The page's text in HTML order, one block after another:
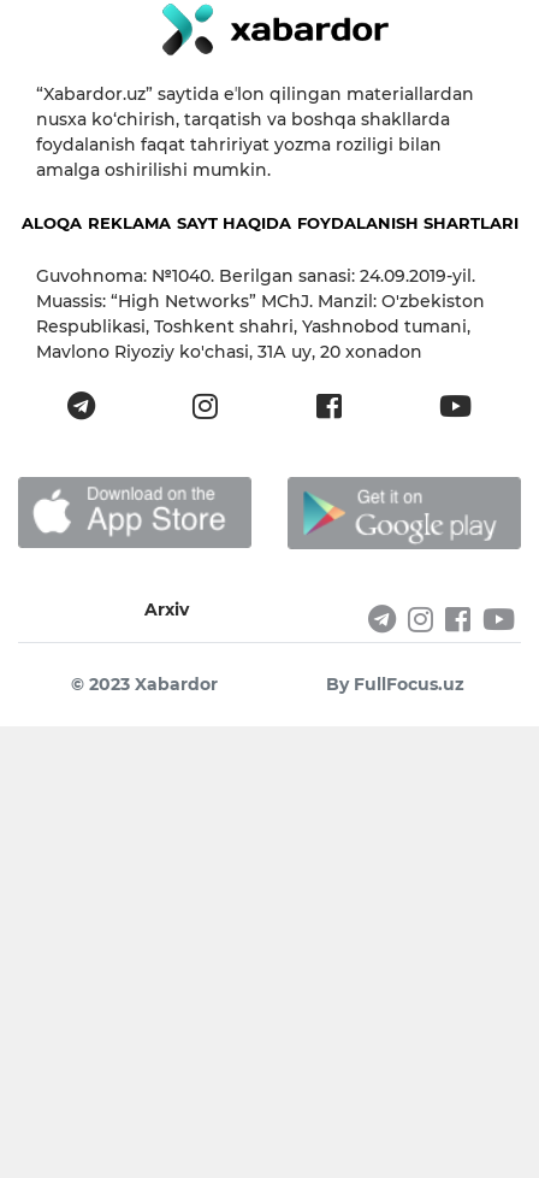
“Xabardor.uz” saytida eʼlon qilingan materiallardan
nusxa ko‘chirish, tarqatish va boshqa shakllarda
foydalanish faqat tahririyat yozma roziligi bilan
amalga oshirilishi mumkin.
ALOQA REKLAMA SAYT HAQIDA FOYDALANISH SHARTLARI
Guvohnoma: №1040. Berilgan sanasi: 24.09.2019-yil.
Muassis: “High Networks” MChJ. Manzil: O'zbekiston
Respublikasi, Toshkent shahri, Yashnobod tumani,
Mavlono Riyoziy ko'chasi, 31А uy, 20 xonadon
Arxiv
© 2023 Xabardor By FullFocus.uz